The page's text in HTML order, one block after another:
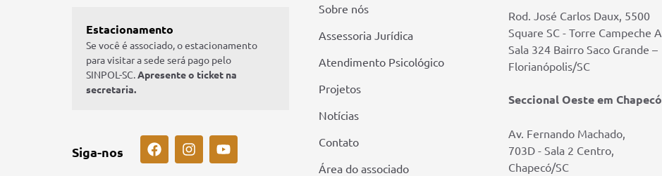
Estacionamento
Se você é associado, o estacionamento
para visitar a sede será pago pelo
SINPOL-SC.Apresente o ticket na
secretaria.
Siga-nos
Sobre nós
Assessoria Jurídica
Atendimento Psicológico
Projetos
Notícias
Contato
Área do associado
Rod. José Carlos Daux, 5500
Square SC - Torre Campeche A,
Sala 324 Bairro Saco Grande –
Florianópolis/SC
Seccional Oeste em Chapecó
Av. Fernando Machado,
703D - Sala 2 Centro,
Chapecó/SC